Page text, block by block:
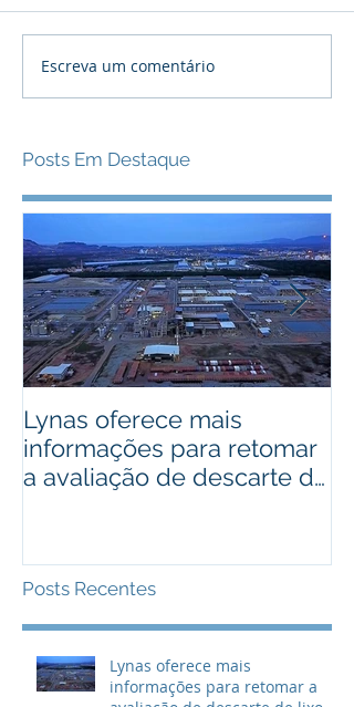
Escreva um comentário
Posts Em Destaque
Lynas oferece mais
informações para retomar
a avaliação de descarte de
Posts Recentes
Lynas oferece mais
informações para retomar a